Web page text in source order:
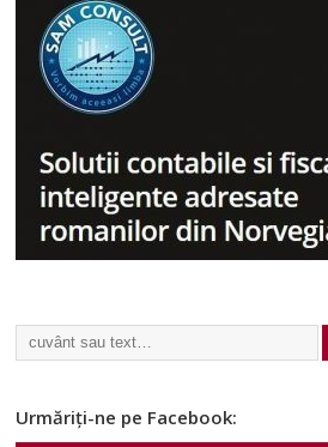
Urmăriți-ne pe Facebook: